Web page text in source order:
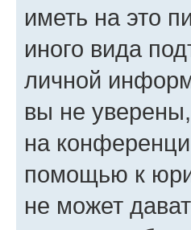
иметь на это
иного вида
личной
вы не
на
помощью к
не может